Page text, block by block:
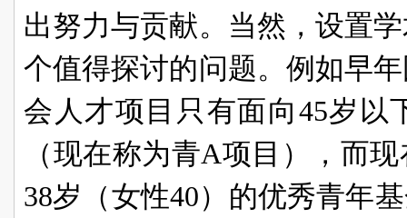
出努力与贡献。当然，设置
个值得探讨的问题。例如早
会人才项目只有面向45岁以
（现在称为青A项目），而
38岁（女性40）的优秀青年